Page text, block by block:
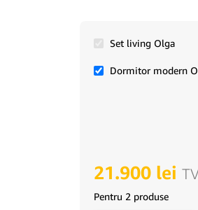
Set living Olga
Dormitor modern
21.900 lei
Pentru 2 produse